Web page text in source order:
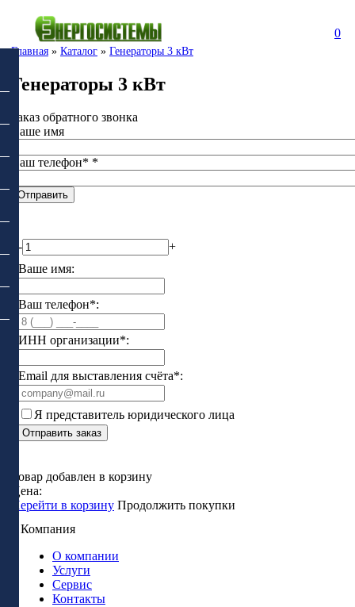
0
Главная » Каталог » Генераторы 3 кВт
Генераторы 3 кВт
Заказ обратного звонка
Ваше имя
Ваш телефон* *
-
+
Ваше имя:
Ваш телефон*:
ИНН организации*:
Email для выставления счёта*:
Я представитель юридического лица
Отправить заказ
Товар добавлен в корзину
Цена:
Перейти в корзину Продолжить покупки
Компания
О компании
Услуги
Сервис
Контакты